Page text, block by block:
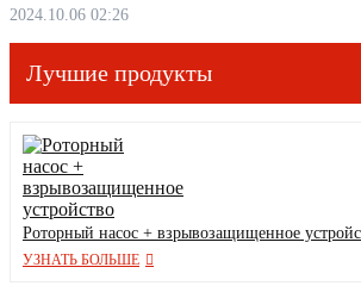
2024.10.06 02:26
Лучшие продукты
Роторный насос + взрывозащищенное
УЗНАТЬ БОЛЬШЕ